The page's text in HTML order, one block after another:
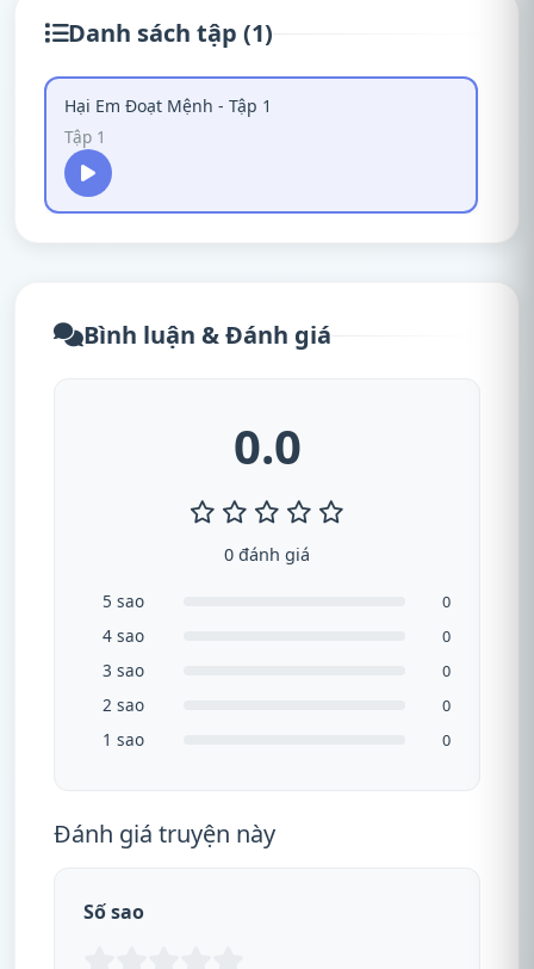
Danh sách tập (1)
Hại Em Đoạt Mệnh - Tập 1
Tập 1
Bình luận & Đánh giá
0.0
0 đánh giá
5 sao 0
4 sao 0
3 sao 0
2 sao 0
1 sao 0
Đánh giá truyện này
Số sao